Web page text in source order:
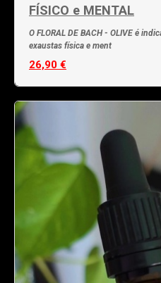
FÍSICO e MENTAL
O FLORAL DE BACH - OLIVE é
exaustas física e ment
26,90 €